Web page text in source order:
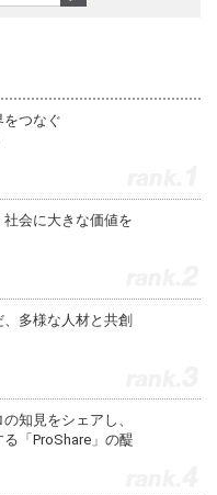
つなぐ
会に大きな価値を
多様な人材と共創
知見をシェアし、
「ProShare」の醍